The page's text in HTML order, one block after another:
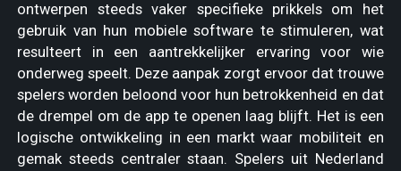
ontwerpen steeds vaker specifieke prikkels om het
gebruik van hun mobiele software te stimuleren, wat
resulteert in een aantrekkelijker ervaring voor wie
onderweg speelt. Deze aanpak zorgt ervoor dat trouwe
spelers worden beloond voor hun betrokkenheid en dat
de drempel om de app te openen laag blijft. Het is een
logische ontwikkeling in een markt waar mobiliteit en
gemak steeds centraler staan. Spelers uit Nederland